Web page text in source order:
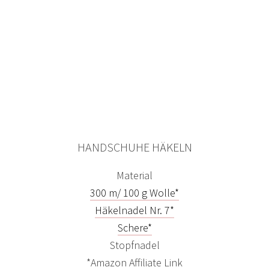
HANDSCHUHE HÄKELN
Material
300 m/ 100 g Wolle*
Häkelnadel Nr. 7*
Schere*
Stopfnadel
*Amazon Affiliate Link